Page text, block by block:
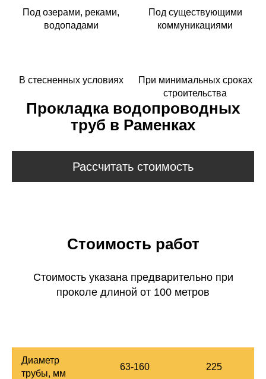
Под озерами, реками,
водопадами
Под существующими
коммуникациями
В стесненных условиях
При минимальных сроках
строительства
Прокладка водопроводных
труб в Раменках
Рассчитать стоимость
Стоимость работ
Стоимость указана предварительно при
проколе длиной от 100 метров
Диаметр
трубы, мм
63-160 225